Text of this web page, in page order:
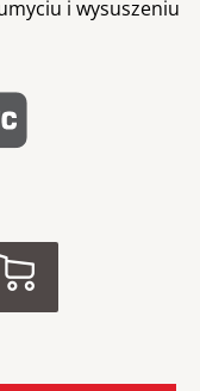
i wysuszeniu